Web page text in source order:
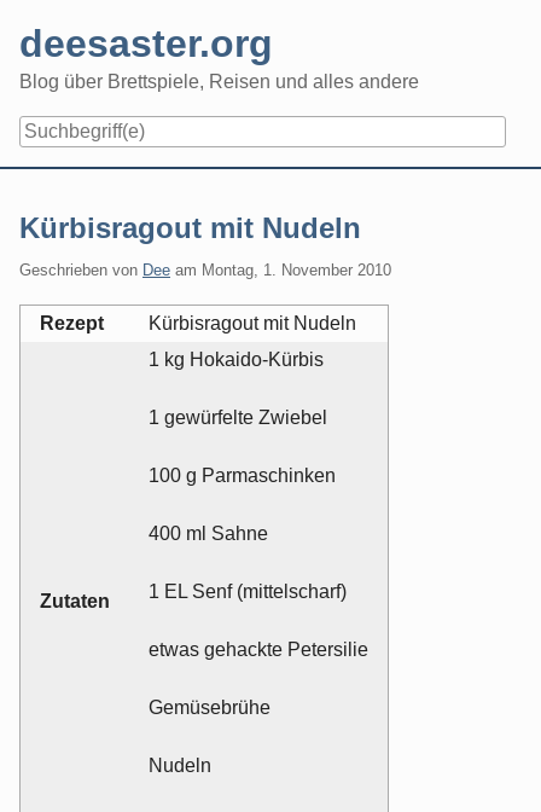
content
deesaster.org
Blog über Brettspiele, Reisen und alles andere
Kürbisragout mit Nudeln
Geschrieben von Dee am Montag, 1. November 2010
Rezept Kürbisragout mit Nudeln
Zutaten
1 kg Hokaido-Kürbis
1 gewürfelte Zwiebel
100 g Parmaschinken
400 ml Sahne
1 EL Senf (mittelscharf)
etwas gehackte Petersilie
Gemüsebrühe
Nudeln